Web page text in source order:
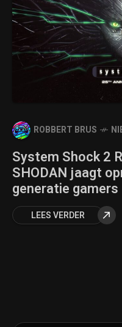
ROBBERT BRUS
System Shock 2
SHODAN jaagt
generatie gamers
LEES VERDER